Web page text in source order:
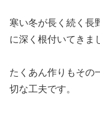
寒い冬が長く続く長
に深く根付いてきま
たくあん作りもその
切な工夫です。